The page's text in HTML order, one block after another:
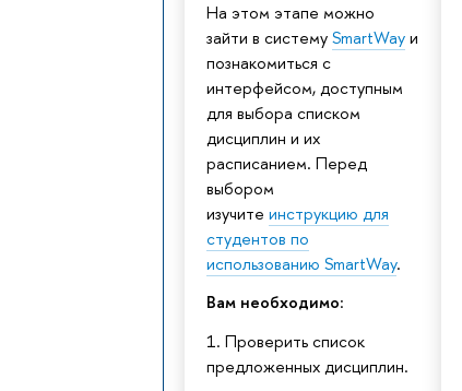
На этом этапе можно
зайти в системуSmartWayи
познакомиться с
интерфейсом, доступным
для выбора списком
дисциплин и их
расписанием. Перед
выбором
изучитеинструкцию для
студентов по
использованию SmartWay.
Вам необходимо:
1. Проверить список
предложенных дисциплин.